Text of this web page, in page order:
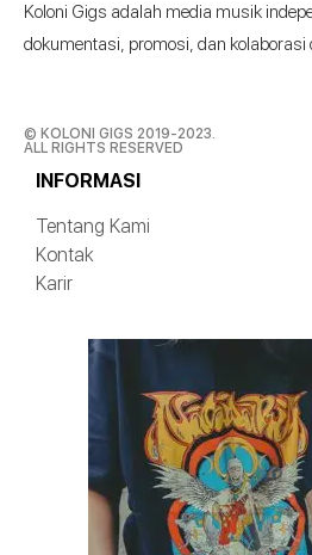
Koloni Gigs adalah media musik
dokumentasi, promosi, dan kolaborasi
© KOLONI GIGS 2019-2023.
ALL RIGHTS RESERVED
INFORMASI
Tentang Kami
Kontak
Karir